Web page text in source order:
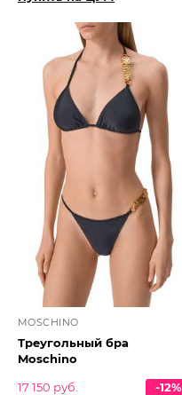
MOSCHINO
Треугольный бра
Moschino
17 150 руб.
-12%